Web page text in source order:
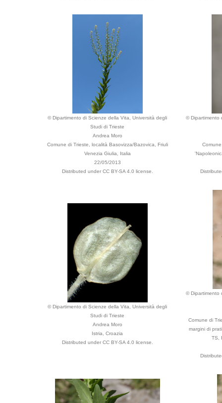
© Dipartimento di Scienze della Vita, Università degli
Studi di Trieste
Andrea Moro
Comune di Trieste, località Basovizza/Bazovica, Friuli
Venezia Giulia, Italia
22/05/2013
Distributed under CC BY-SA 4.0 license.
© Dipartimento
© Dipartimento di Scienze della Vita, Università degli
Studi di Trieste
Andrea Moro
Istria, Croazia
Distributed under CC BY-SA 4.0 license.
© Dipartimento
Comune di
margini di
TS,